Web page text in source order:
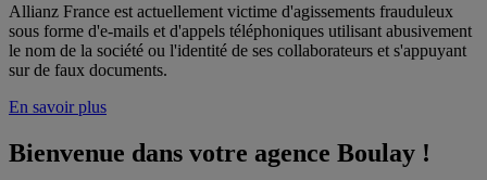
Allianz France est actuellement victime d'agissements frauduleux
sous forme d'e-mails et d'appels téléphoniques utilisant abusivement
le nom de la société ou l'identité de ses collaborateurs et s'appuyant
sur de faux documents.
En savoir plus
Bienvenue dans votre agence Boulay !